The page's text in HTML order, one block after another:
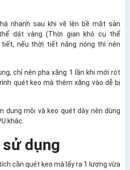
nhanh sau khi vẽ lên bề mặt sản
dát vàng (Thời gian khô cụ thể
nếu thời tiết nắng nóng thì nên
chỉ nên pha xăng 1 lần khi mới rót
quét keo mà thêm xăng vào dễ bị
dung môi và keo quét dày nên dùng
khác.
dụng
cần quét keo mà lấy ra 1 lượng vừa